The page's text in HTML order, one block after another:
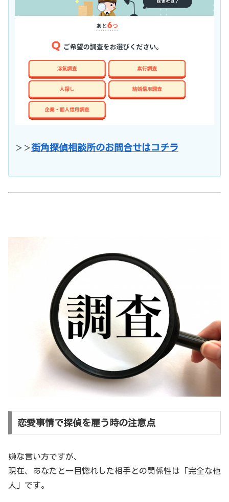
＞＞街角探偵相談所のお問合せはコチラ
恋愛事情で探偵を雇う時の注意点
嫌な言い方ですが、
現在、あなたと一目惚れした相手との関係性は「完全な他
人」です。